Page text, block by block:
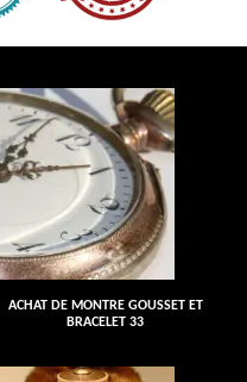
ACHAT DE MONTRE GOUSSET ET
BRACELET 33